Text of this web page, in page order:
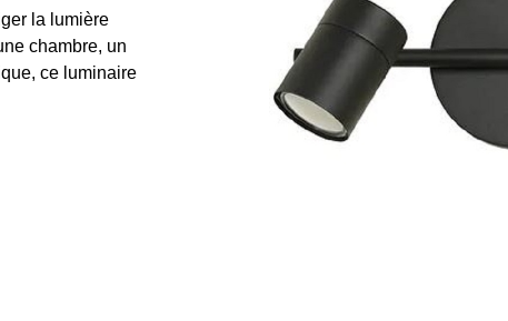
la lumière
chambre, un
ce luminaire